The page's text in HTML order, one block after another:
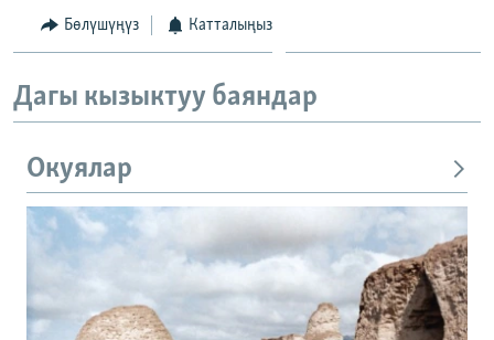
Бөлүшүңүз Катталыңыз
Дагы кызыктуу баяндар
Окуялар